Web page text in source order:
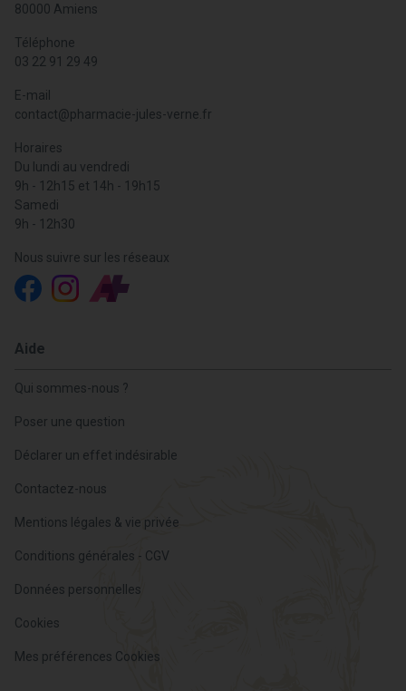
80000 Amiens
Téléphone
03 22 91 29 49
E-mail
contact@pharmacie-jules-verne.fr
Horaires
Du lundi au vendredi
9h - 12h15 et 14h - 19h15
Samedi
9h - 12h30
Nous suivre sur les réseaux
Aide
Qui sommes-nous ?
Poser une question
Déclarer un effet indésirable
Contactez-nous
Mentions légales & vie privée
Conditions générales - CGV
Données personnelles
Cookies
Mes préférences Cookies